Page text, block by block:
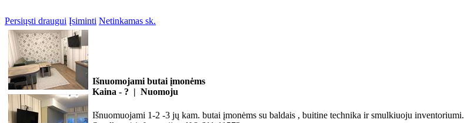
Persiųsti draugui Įsiminti Netinkamas sk.
Išnuomojami butai įmonėms
Kaina - ? | Nuomoju
Išnuomuojami 1-2 -3 jų kam. butai įmonėms su baldais , buitine technika ir smulkiuoju inventoriumi.